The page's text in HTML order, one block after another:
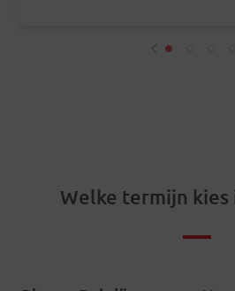
Welke termijn kies